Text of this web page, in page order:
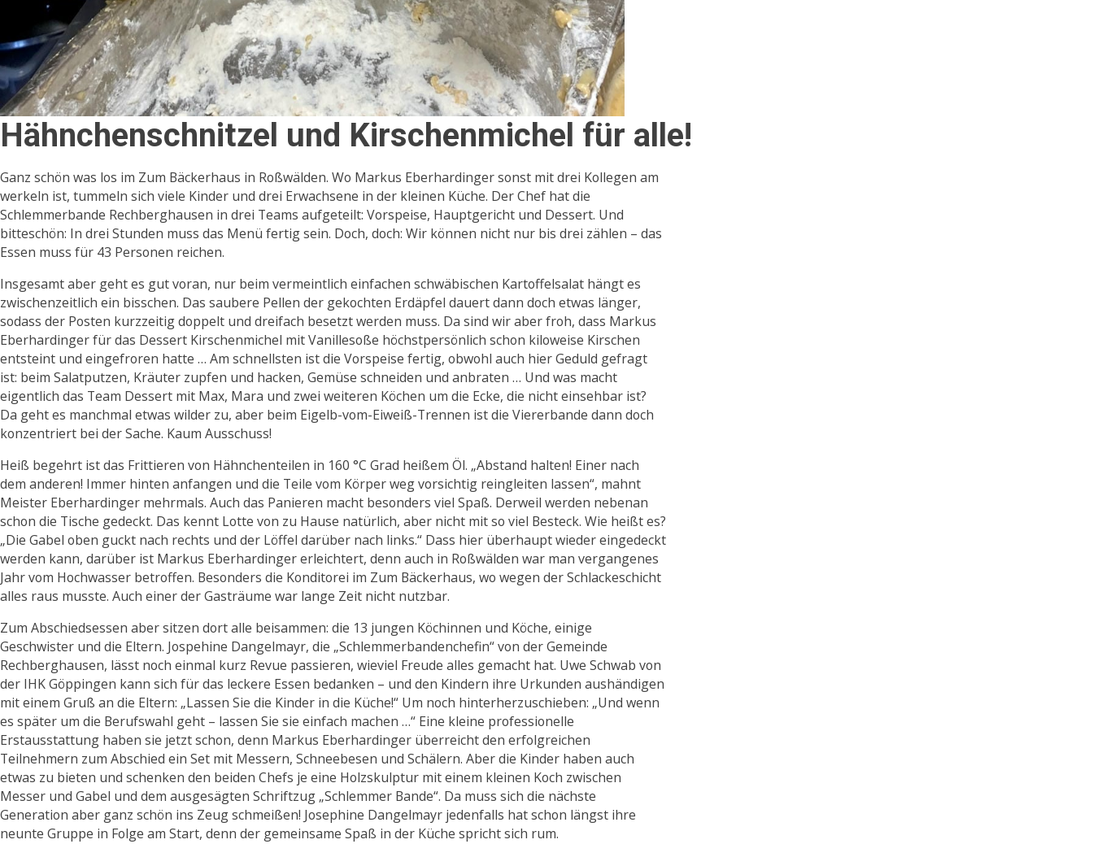
Hähnchenschnitzel und Kirschenmichel für alle!
Ganz schön was los im Zum Bäckerhaus in Roßwälden. Wo Markus Eberhardinger sonst mit drei Kollegen am
werkeln ist, tummeln sich viele Kinder und drei Erwachsene in der kleinen Küche. Der Chef hat die
Schlemmerbande Rechberghausen in drei Teams aufgeteilt: Vorspeise, Hauptgericht und Dessert. Und
bitteschön: In drei Stunden muss das Menü fertig sein. Doch, doch: Wir können nicht nur bis drei zählen – das
Essen muss für 43 Personen reichen.
Insgesamt aber geht es gut voran, nur beim vermeintlich einfachen schwäbischen Kartoffelsalat hängt es
zwischenzeitlich ein bisschen. Das saubere Pellen der gekochten Erdäpfel dauert dann doch etwas länger,
sodass der Posten kurzzeitig doppelt und dreifach besetzt werden muss. Da sind wir aber froh, dass Markus
Eberhardinger für das Dessert Kirschenmichel mit Vanillesoße höchstpersönlich schon kiloweise Kirschen
entsteint und eingefroren hatte … Am schnellsten ist die Vorspeise fertig, obwohl auch hier Geduld gefragt
ist: beim Salatputzen, Kräuter zupfen und hacken, Gemüse schneiden und anbraten … Und was macht
eigentlich das Team Dessert mit Max, Mara und zwei weiteren Köchen um die Ecke, die nicht einsehbar ist?
Da geht es manchmal etwas wilder zu, aber beim Eigelb-vom-Eiweiß-Trennen ist die Viererbande dann doch
konzentriert bei der Sache. Kaum Ausschuss!
Heiß begehrt ist das Frittieren von Hähnchenteilen in 160 °C Grad heißem Öl. „Abstand halten! Einer nach
dem anderen! Immer hinten anfangen und die Teile vom Körper weg vorsichtig reingleiten lassen“, mahnt
Meister Eberhardinger mehrmals. Auch das Panieren macht besonders viel Spaß. Derweil werden nebenan
schon die Tische gedeckt. Das kennt Lotte von zu Hause natürlich, aber nicht mit so viel Besteck. Wie heißt es?
„Die Gabel oben guckt nach rechts und der Löffel darüber nach links.“ Dass hier überhaupt wieder eingedeckt
werden kann, darüber ist Markus Eberhardinger erleichtert, denn auch in Roßwälden war man vergangenes
Jahr vom Hochwasser betroffen. Besonders die Konditorei im Zum Bäckerhaus, wo wegen der Schlackeschicht
alles raus musste. Auch einer der Gasträume war lange Zeit nicht nutzbar.
Zum Abschiedsessen aber sitzen dort alle beisammen: die 13 jungen Köchinnen und Köche, einige
Geschwister und die Eltern. Jospehine Dangelmayr, die „Schlemmerbandenchefin“ von der Gemeinde
Rechberghausen, lässt noch einmal kurz Revue passieren, wieviel Freude alles gemacht hat. Uwe Schwab von
der IHK Göppingen kann sich für das leckere Essen bedanken – und den Kindern ihre Urkunden aushändigen
mit einem Gruß an die Eltern: „Lassen Sie die Kinder in die Küche!“ Um noch hinterherzuschieben: „Und wenn
es später um die Berufswahl geht – lassen Sie sie einfach machen …“ Eine kleine professionelle
Erstausstattung haben sie jetzt schon, denn Markus Eberhardinger überreicht den erfolgreichen
Teilnehmern zum Abschied ein Set mit Messern, Schneebesen und Schälern. Aber die Kinder haben auch
etwas zu bieten und schenken den beiden Chefs je eine Holzskulptur mit einem kleinen Koch zwischen
Messer und Gabel und dem ausgesägten Schriftzug „Schlemmer Bande“. Da muss sich die nächste
Generation aber ganz schön ins Zeug schmeißen! Josephine Dangelmayr jedenfalls hat schon längst ihre
neunte Gruppe in Folge am Start, denn der gemeinsame Spaß in der Küche spricht sich rum.